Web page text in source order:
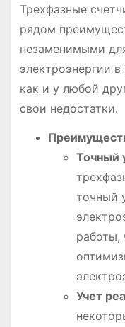
Трехфазные
рядом
незаменимыми
электроэнергии
как и у любой
свои недостатки․
Точный
точный
работы,
Учет